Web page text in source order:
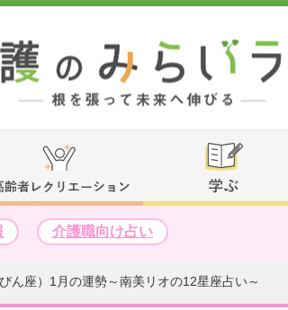
介護職向け占い
ん座）1月の運勢～南美リオの12星座占い～